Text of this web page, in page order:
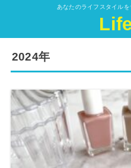
あなたのライフスタイル
2024年